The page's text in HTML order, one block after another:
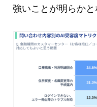
強いことが明らかと